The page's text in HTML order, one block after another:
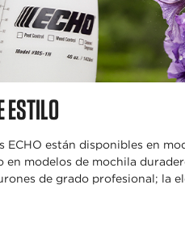
ESTILO
ECHO están disponibles en
en modelos de mochila
de grado profesional; la